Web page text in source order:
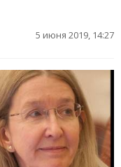
5 июня 2019, 14:27